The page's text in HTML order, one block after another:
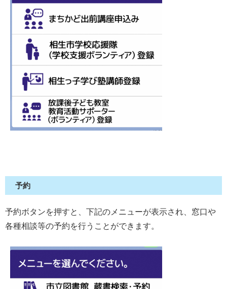
予約
予約ボタンを押すと、下記のメニューが表示され、窓口や
各種相談等の予約を行うことができます。